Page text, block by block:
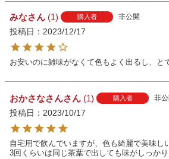
みな 1 購入者 非公開
投稿日 2023/12/17
お安いのに雑味がなくて色もよく出るし、と
おかさなさん 1 購入者 非公
投稿日 2023/10/17
自宅用で飲んでいますが、色も綺麗で美味し
3回くらいは同じ茶葉で出しても味がしっか